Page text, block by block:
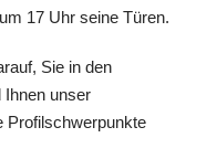
17 Uhr seine Türen.
Sie in den
Ihnen unser
Profilschwerpunkte